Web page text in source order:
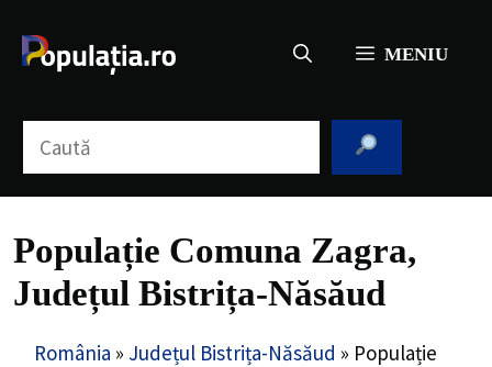
conținut
MENIU
Populație Comuna Zagra,
Județul Bistrița-Năsăud
România » Județul Bistrița-Năsăud » Populație